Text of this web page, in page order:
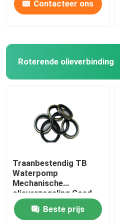
Contacteer ons
Roterende olieverbinding
Traanbestendig TB
Waterpomp
Mechanische
olieverzegeling Goed
smeren
Beste prijs